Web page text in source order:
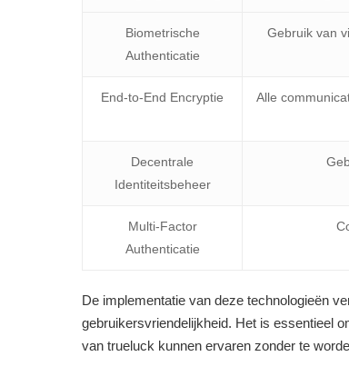
Biometrische
Authenticatie
Gebruik van
End-to-End Encryptie
Alle
Decentrale
Identiteitsbeheer
Multi-Factor
Authenticatie
De implementatie van deze technologieën
gebruikersvriendelijkheid. Het is essentieel
van trueluck kunnen ervaren zonder te